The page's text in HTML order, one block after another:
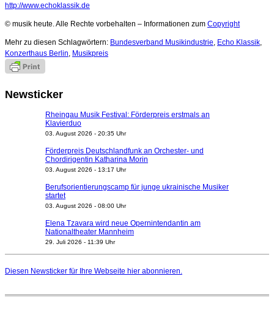
http://www.echoklassik.de
© musik heute. Alle Rechte vorbehalten – Informationen zum Copyright
Mehr zu diesen Schlagwörtern: Bundesverband Musikindustrie, Echo Klassik,
Konzerthaus Berlin, Musikpreis
Newsticker
Rheingau Musik Festival: Förderpreis erstmals an
Klavierduo
03. August 2026 - 20:35 Uhr
Förderpreis Deutschlandfunk an Orchester- und
Chordirigentin Katharina Morin
03. August 2026 - 13:17 Uhr
Berufsorientierungscamp für junge ukrainische Musiker
startet
03. August 2026 - 08:00 Uhr
Elena Tzavara wird neue Opernintendantin am
Nationaltheater Mannheim
29. Juli 2026 - 11:39 Uhr
geht 2027
Kammerorchester Heilbronn: Chefdirigent Risto Joost
Diesen Newsticker für Ihre Webseite hier abonnieren.